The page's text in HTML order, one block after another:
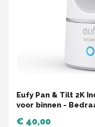
Eufy Pan & Tilt 2K
voor binnen -
€ 40,00